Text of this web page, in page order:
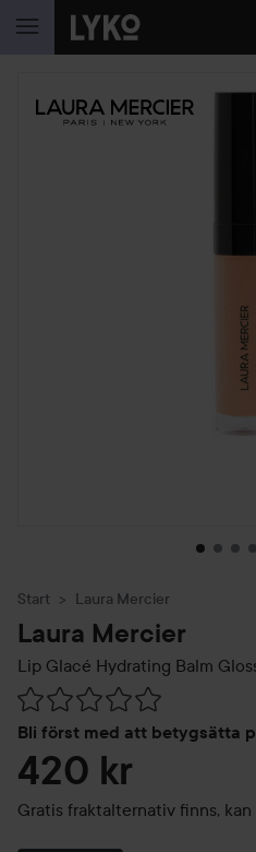
HOPPA TILL INNEHÅLLET
HOPPA ÖVER
Start Laura Mercier
Laura Mercier
Lip Glacé Hydrating Balm
Bli först med att betygsätta
Hoppa till Betyg & kommentarer
420 kr
Gratis fraktalternativ finns,